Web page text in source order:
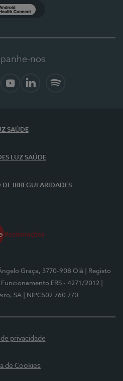
nos
SAÚDE
LUZ SAÚDE
IRREGULARIDADES
Graça, 3770-908 Oiã
| Registo
Funcionamento ERS - 4271/2012
SA
| NIPC502 760 770
privacidade
de Cookies